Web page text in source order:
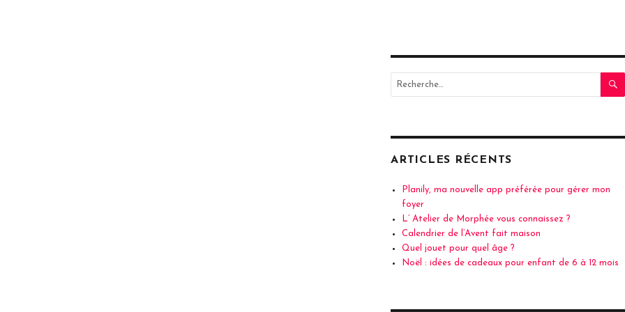
Recherche
ARTICLES RÉCENTS
Planily, ma nouvelle app préférée pour gérer mon
foyer
L’ Atelier de Morphée vous connaissez ?
Calendrier de l’Avent fait maison
Quel jouet pour quel âge ?
Noël : idées de cadeaux pour enfant de 6 à 12 mois